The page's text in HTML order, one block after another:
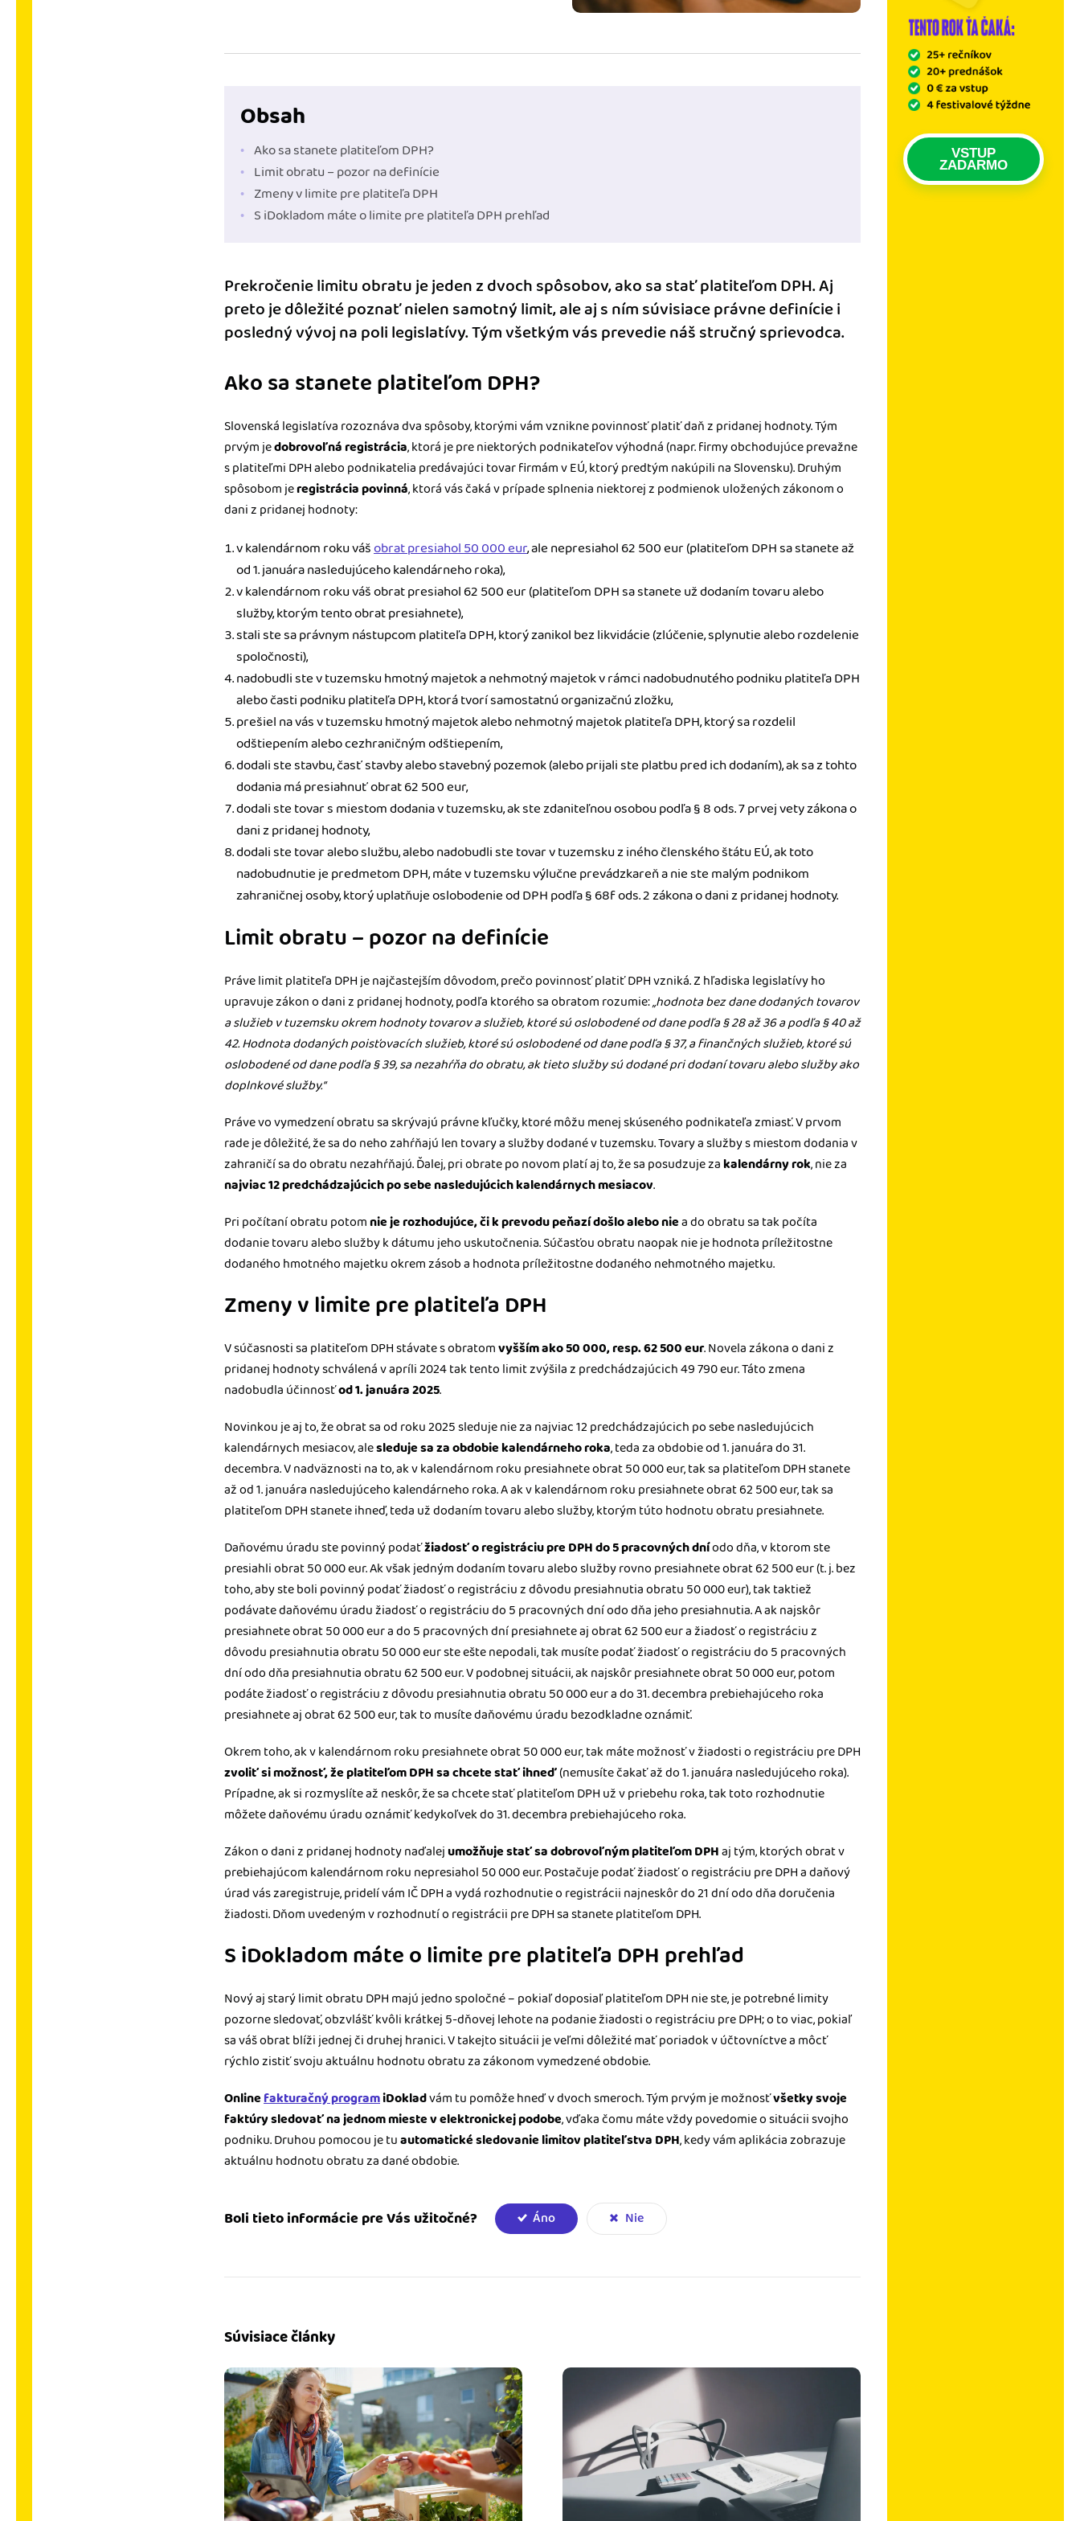
VSTUP
ZADARMO
Obsah
Ako sa stanete platiteľom DPH?
Limit obratu – pozor na definície
Zmeny v limite pre platiteľa DPH
S iDokladom máte o limite pre platiteľa DPH prehľad
Prekročenie limitu obratu je jeden z dvoch spôsobov, ako sa stať platiteľom DPH. Aj
preto je dôležité poznať nielen samotný limit, ale aj s ním súvisiace právne definície i
posledný vývoj na poli legislatívy. Tým všetkým vás prevedie náš stručný sprievodca.
Ako sa stanete platiteľom DPH?
Slovenská legislatíva rozoznáva dva spôsoby, ktorými vám vznikne povinnosť platiť daň z pridanej hodnoty. Tým
prvým jedobrovoľná registrácia, ktorá je pre niektorých podnikateľov výhodná (napr. firmy obchodujúce prevažne
s platiteľmi DPH alebo podnikatelia predávajúci tovar firmám v EÚ, ktorý predtým nakúpili na Slovensku). Druhým
spôsobom jeregistrácia povinná, ktorá vás čaká v prípade splnenia niektorej z podmienok uložených zákonom o
dani z pridanej hodnoty:
v kalendárnom roku vášobrat presiahol 50 000 eur, ale nepresiahol 62 500 eur (platiteľom DPH sa stanete až
od 1. januára nasledujúceho kalendárneho roka),
v kalendárnom roku váš obrat presiahol 62 500 eur (platiteľom DPH sa stanete už dodaním tovaru alebo
služby, ktorým tento obrat presiahnete),
stali ste sa právnym nástupcom platiteľa DPH, ktorý zanikol bez likvidácie (zlúčenie, splynutie alebo rozdelenie
spoločnosti),
nadobudli ste v tuzemsku hmotný majetok a nehmotný majetok v rámci nadobudnutého podniku platiteľa DPH
alebo časti podniku platiteľa DPH, ktorá tvorí samostatnú organizačnú zložku,
prešiel na vás v tuzemsku hmotný majetok alebo nehmotný majetok platiteľa DPH, ktorý sa rozdelil
odštiepením alebo cezhraničným odštiepením,
dodali ste stavbu, časť stavby alebo stavebný pozemok (alebo prijali ste platbu pred ich dodaním), ak sa z tohto
dodania má presiahnuť obrat 62 500 eur,
dodali ste tovar s miestom dodania v tuzemsku, ak ste zdaniteľnou osobou podľa § 8 ods. 7 prvej vety zákona o
dani z pridanej hodnoty,
dodali ste tovar alebo službu, alebo nadobudli ste tovar v tuzemsku z iného členského štátu EÚ, ak toto
nadobudnutie je predmetom DPH, máte v tuzemsku výlučne prevádzkareň a nie ste malým podnikom
zahraničnej osoby, ktorý uplatňuje oslobodenie od DPH podľa § 68f ods. 2 zákona o dani z pridanej hodnoty.
Limit obratu – pozor na definície
Práve limit platiteľa DPH je najčastejším dôvodom, prečo povinnosť platiť DPH vzniká. Z hľadiska legislatívy ho
upravuje zákon o dani z pridanej hodnoty, podľa ktorého sa obratom rozumie:„hodnota bez dane dodaných tovarov
a služieb v tuzemsku okrem hodnoty tovarov a služieb, ktoré sú oslobodené od dane podľa § 28 až 36 a podľa § 40 až
42. Hodnota dodaných poisťovacích služieb, ktoré sú oslobodené od dane podľa § 37, a finančných služieb, ktoré sú
oslobodené od dane podľa § 39, sa nezahŕňa do obratu, ak tieto služby sú dodané pri dodaní tovaru alebo služby ako
doplnkové služby.“
Práve vo vymedzení obratu sa skrývajú právne kľučky, ktoré môžu menej skúseného podnikateľa zmiasť. V prvom
rade je dôležité, že sa do neho zahŕňajú len tovary a služby dodané v tuzemsku. Tovary a služby s miestom dodania v
zahraničí sa do obratu nezahŕňajú. Ďalej, pri obrate po novom platí aj to, že sa posudzuje za kalendárny rok, nie za
najviac 12 predchádzajúcich po sebe nasledujúcich kalendárnych mesiacov.
Pri počítaní obratu potomnie je rozhodujúce, či k prevodu peňazí došlo alebo niea do obratu sa tak počíta
dodanie tovaru alebo služby k dátumu jeho uskutočnenia. Súčasťou obratu naopak nie je hodnota príležitostne
dodaného hmotného majetku okrem zásob a hodnota príležitostne dodaného nehmotného majetku.
Zmeny v limite pre platiteľa DPH
V súčasnosti sa platiteľom DPH stávate s obratomvyšším ako 50 000, resp. 62 500 eur. Novela zákona o dani z
pridanej hodnoty schválená v apríli 2024 tak tento limit zvýšila z predchádzajúcich 49 790 eur. Táto zmena
nadobudla účinnosťod 1. januára 2025.
Novinkou je aj to, že obrat sa od roku 2025 sleduje nie za najviac 12 predchádzajúcich po sebe nasledujúcich
kalendárnych mesiacov, alesleduje sa za obdobie kalendárneho roka, teda za obdobie od 1. januára do 31.
decembra. V nadväznosti na to, ak v kalendárnom roku presiahnete obrat 50 000 eur, tak sa platiteľom DPH stanete
až od 1. januára nasledujúceho kalendárneho roka. A ak v kalendárnom roku presiahnete obrat 62 500 eur, tak sa
platiteľom DPH stanete ihneď, teda už dodaním tovaru alebo služby, ktorým túto hodnotu obratu presiahnete.
Daňovému úradu ste povinný podaťžiadosť o registráciu pre DPH do 5 pracovných dníodo dňa, v ktorom ste
presiahli obrat 50 000 eur. Ak však jedným dodaním tovaru alebo služby rovno presiahnete obrat 62 500 eur (t. j. bez
toho, aby ste boli povinný podať žiadosť o registráciu z dôvodu presiahnutia obratu 50 000 eur), tak taktiež
podávate daňovému úradu žiadosť o registráciu do 5 pracovných dní odo dňa jeho presiahnutia. A ak najskôr
presiahnete obrat 50 000 eur a do 5 pracovných dní presiahnete aj obrat 62 500 eur a žiadosť o registráciu z
dôvodu presiahnutia obratu 50 000 eur ste ešte nepodali, tak musíte podať žiadosť o registráciu do 5 pracovných
dní odo dňa presiahnutia obratu 62 500 eur. V podobnej situácii, ak najskôr presiahnete obrat 50 000 eur, potom
podáte žiadosť o registráciu z dôvodu presiahnutia obratu 50 000 eur a do 31. decembra prebiehajúceho roka
presiahnete aj obrat 62 500 eur, tak to musíte daňovému úradu bezodkladne oznámiť.
Okrem toho, ak v kalendárnom roku presiahnete obrat 50 000 eur, tak máte možnosť v žiadosti o registráciu pre DPH
zvoliť si možnosť, že platiteľom DPH sa chcete stať ihneď(nemusíte čakať až do 1. januára nasledujúceho roka).
Prípadne, ak si rozmyslíte až neskôr, že sa chcete stať platiteľom DPH už v priebehu roka, tak toto rozhodnutie
môžete daňovému úradu oznámiť kedykoľvek do 31. decembra prebiehajúceho roka.
Zákon o dani z pridanej hodnoty naďalejumožňuje stať sa dobrovoľným platiteľom DPHaj tým, ktorých obrat v
prebiehajúcom kalendárnom roku nepresiahol 50 000 eur. Postačuje podať žiadosť o registráciu pre DPH a daňový
úrad vás zaregistruje, pridelí vám IČ DPH a vydá rozhodnutie o registrácii najneskôr do 21 dní odo dňa doručenia
žiadosti. Dňom uvedeným v rozhodnutí o registrácii pre DPH sa stanete platiteľom DPH.
S iDokladom máte o limite pre platiteľa DPH prehľad
Nový aj starý limit obratu DPH majú jedno spoločné – pokiaľ doposiaľ platiteľom DPH nie ste, je potrebné limity
pozorne sledovať, obzvlášť kvôli krátkej 5-dňovej lehote na podanie žiadosti o registráciu pre DPH; o to viac, pokiaľ
sa váš obrat blíži jednej či druhej hranici. V takejto situácii je veľmi dôležité mať poriadok v účtovníctve a môcť
rýchlo zistiť svoju aktuálnu hodnotu obratu za zákonom vymedzené obdobie.
Onlinefakturačný programiDokladvám tu pomôže hneď v dvoch smeroch. Tým prvým je možnosťvšetky svoje
faktúry sledovať na jednom mieste v elektronickej podobe, vďaka čomu máte vždy povedomie o situácii svojho
podniku. Druhou pomocou je tuautomatické sledovanie limitov platiteľstva DPH, kedy vám aplikácia zobrazuje
aktuálnu hodnotu obratu za dané obdobie.
Boli tieto informácie pre Vás užitočné? Áno Nie
Súvisiace články